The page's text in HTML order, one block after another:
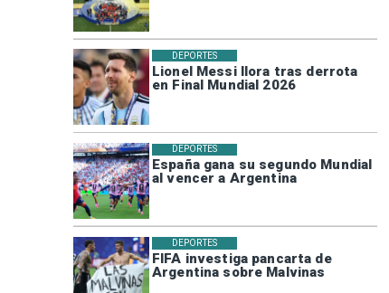
Lionel Messi llora tras derrota
en Final Mundial 2026
DEPORTES
España gana su segundo Mundial
al vencer a Argentina
DEPORTES
FIFA investiga pancarta de
Argentina sobre Malvinas
DEPORTES